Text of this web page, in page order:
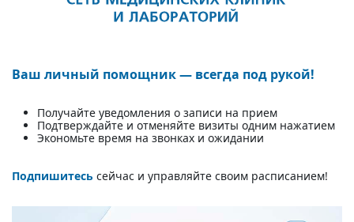
Ваш личный помощник — всегда под рукой!
Получайте уведомления о записи на прием
Подтверждайте и отменяйте визиты одним нажатием
Экономьте время на звонках и ожидании
Подпишитесь сейчас и управляйте своим расписанием!